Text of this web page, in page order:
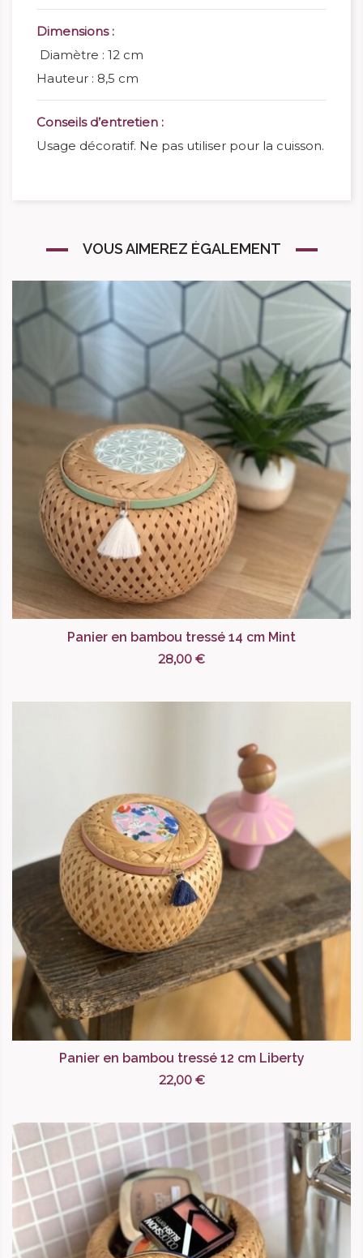
Dimensions :
Diamètre : 12 cm
Hauteur : 8,5 cm
Conseils d’entretien :
Usage décoratif. Ne pas utiliser pour la cuisson.
VOUS AIMEREZ ÉGALEMENT
Panier en bambou tressé 14 cm Mint
28,00 €
Panier en bambou tressé 12 cm Liberty
22,00 €